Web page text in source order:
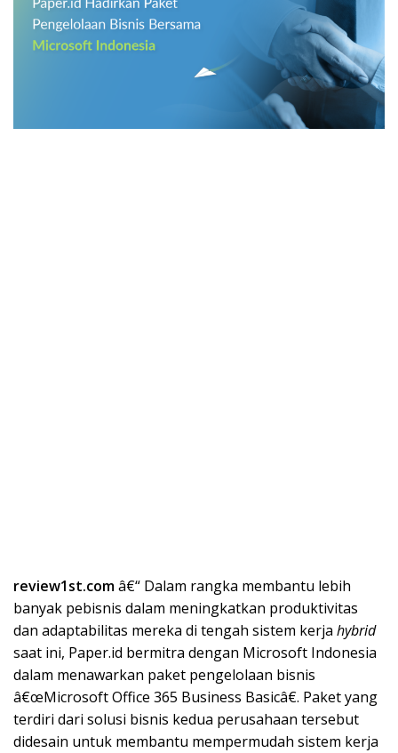
review1st.comâ€“ Dalam rangka membantu lebih
banyak pebisnis dalam meningkatkan produktivitas
dan adaptabilitas mereka di tengah sistem kerja hybrid
saat ini, Paper.id bermitra dengan Microsoft Indonesia
dalam menawarkan paket pengelolaan bisnis
â€œMicrosoft Office 365 Business Basicâ€. Paket yang
terdiri dari solusi bisnis kedua perusahaan tersebut
didesain untuk membantu mempermudah sistem kerja